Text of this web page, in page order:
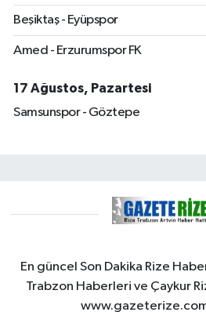
Beşiktaş - Eyüpspor
Amed - Erzurumspor FK
17 Ağustos, Pazartesi
Samsunspor - Göztepe
En güncel Son Dakika Rize
Trabzon Haberleri ve Çaykur